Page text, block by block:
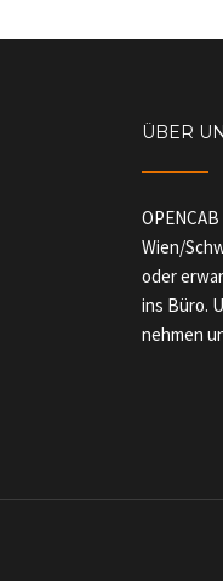
ÜBER
Wien/
oder
ins Büro.
nehmen